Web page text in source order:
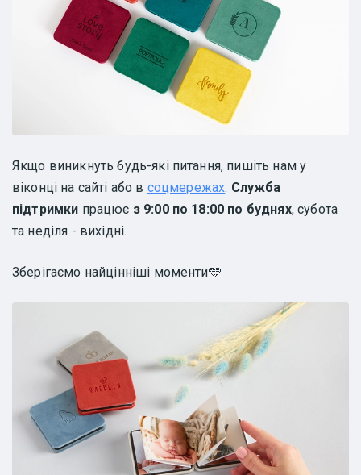
Якщо виникнуть будь-які питання, пишіть нам у
віконці на сайті або в соцмережах. Служба
підтримки працює з 9:00 по 18:00 по буднях, субота
та неділя - вихідні.
Зберігаємо найцінніші моменти🩵